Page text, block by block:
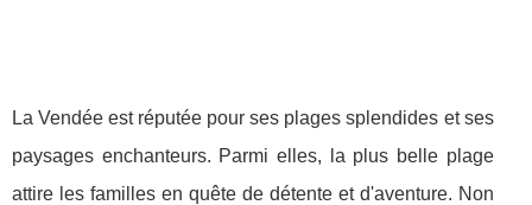
La Vendée est réputée pour ses plages splendides et ses
paysages enchanteurs. Parmi elles, la plus belle plage
attire les familles en quête de détente et d'aventure. Non